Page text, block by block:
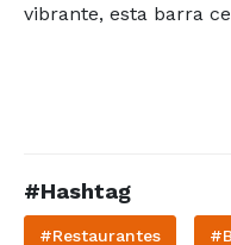
vibrante, esta barra
#Hashtag
#Restaurantes